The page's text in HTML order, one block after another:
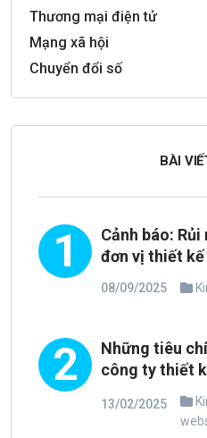
Thương mại điện tử
Mạng xã hội
Chuyển đổi số
BÀI
1
Cảnh báo:
đơn vị thiết
08/09/2025
2
Những tiêu
công ty thiết
chuyên nghiệp?
13/02/2025